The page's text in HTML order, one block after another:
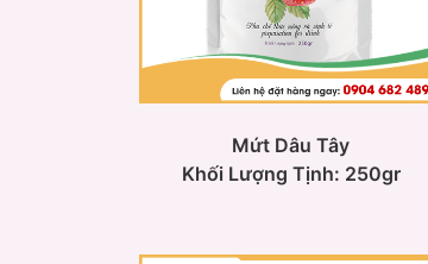
Mứt Dâu Tây
Khối Lượng Tịnh: 250gr